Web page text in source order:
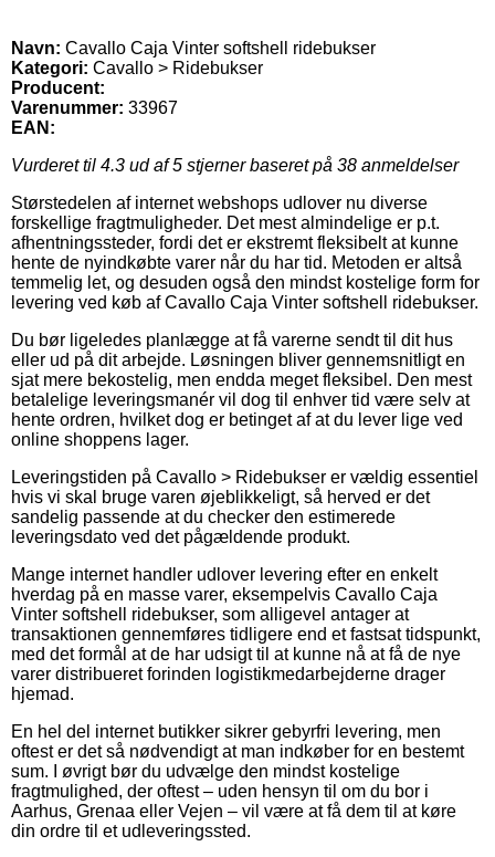
Navn: Cavallo Caja Vinter softshell ridebukser
Kategori: Cavallo > Ridebukser
Producent:
Varenummer: 33967
EAN:
Vurderet til 4.3 ud af 5 stjerner baseret på 38 anmeldelser
Størstedelen af internet webshops udlover nu diverse
forskellige fragtmuligheder. Det mest almindelige er p.t.
afhentningssteder, fordi det er ekstremt fleksibelt at kunne
hente de nyindkøbte varer når du har tid. Metoden er altså
temmelig let, og desuden også den mindst kostelige form for
levering ved køb af Cavallo Caja Vinter softshell ridebukser.
Du bør ligeledes planlægge at få varerne sendt til dit hus
eller ud på dit arbejde. Løsningen bliver gennemsnitligt en
sjat mere bekostelig, men endda meget fleksibel. Den mest
betalelige leveringsmanér vil dog til enhver tid være selv at
hente ordren, hvilket dog er betinget af at du lever lige ved
online shoppens lager.
Leveringstiden på Cavallo > Ridebukser er vældig essentiel
hvis vi skal bruge varen øjeblikkeligt, så herved er det
sandelig passende at du checker den estimerede
leveringsdato ved det pågældende produkt.
Mange internet handler udlover levering efter en enkelt
hverdag på en masse varer, eksempelvis Cavallo Caja
Vinter softshell ridebukser, som alligevel antager at
transaktionen gennemføres tidligere end et fastsat tidspunkt,
med det formål at de har udsigt til at kunne nå at få de nye
varer distribueret forinden logistikmedarbejderne drager
hjemad.
En hel del internet butikker sikrer gebyrfri levering, men
oftest er det så nødvendigt at man indkøber for en bestemt
sum. I øvrigt bør du udvælge den mindst kostelige
fragtmulighed, der oftest – uden hensyn til om du bor i
Aarhus, Grenaa eller Vejen – vil være at få dem til at køre
din ordre til et udleveringssted.